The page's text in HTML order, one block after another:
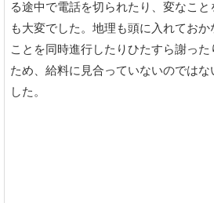
る途中で電話を切られたり、変なこ
も大変でした。地理も頭に入れてお
ことを同時進行したりひたすら謝っ
ため、給料に見合っていないのではな
した。